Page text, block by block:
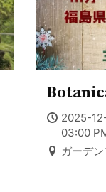
2025-
03:00
ガーデ